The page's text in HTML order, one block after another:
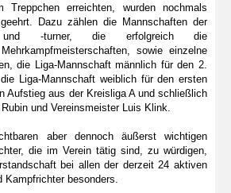
erreichten, wurden nochmals
Dazu zählen die Mannschaften der
und -turner, die erfolgreich die
sowie einzelne
die Liga-Mannschaft männlich für den 2.
Liga-Mannschaft weiblich für den ersten
Aufstieg aus der Kreisliga A und schließlich
und Vereinsmeister Luis Klink.
aber dennoch äußerst wichtigen
die im Verein tätig sind, zu würdigen,
bei allen der derzeit 24 aktiven
Kampfrichter besonders.